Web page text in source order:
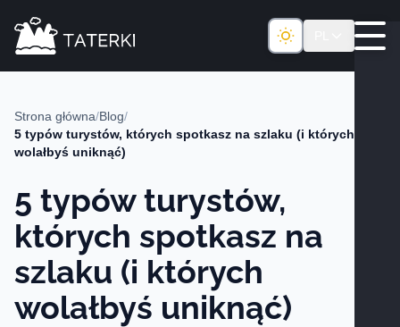
Strona główna/Blog/
5 typów turystów, których spotkasz na szlaku (i których
wolałbyś uniknąć)
5 typów turystów,
których spotkasz na
szlaku (i których
wolałbyś uniknąć)